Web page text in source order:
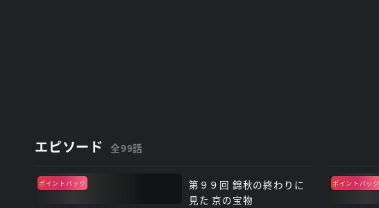
エピソード 全99話
ポイントバック
第９９回 錦秋の終わりに
見た 京の宝物
ポイントバック